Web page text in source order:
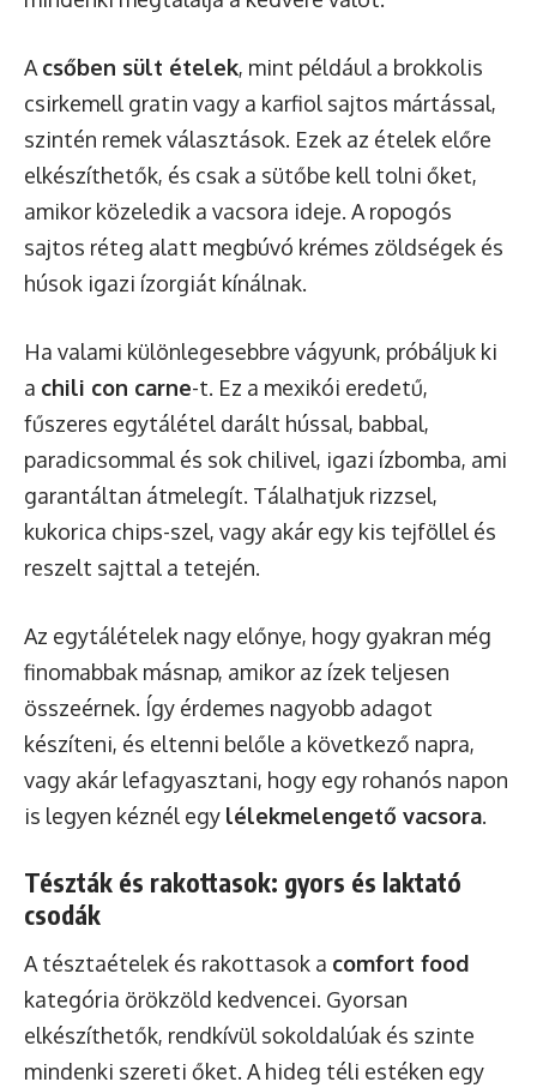
A csőben sült ételek, mint például a brokkolis
csirkemell gratin vagy a karfiol sajtos mártással,
szintén remek választások. Ezek az ételek előre
elkészíthetők, és csak a sütőbe kell tolni őket,
amikor közeledik a vacsora ideje. A ropogós
sajtos réteg alatt megbúvó krémes zöldségek és
húsok igazi ízorgiát kínálnak.
Ha valami különlegesebbre vágyunk, próbáljuk ki
a chili con carne-t. Ez a mexikói eredetű,
fűszeres egytálétel darált hússal, babbal,
paradicsommal és sok chilivel, igazi ízbomba, ami
garantáltan átmelegít. Tálalhatjuk rizzsel,
kukorica chips-szel, vagy akár egy kis tejföllel és
reszelt sajttal a tetején.
Az egytálételek nagy előnye, hogy gyakran még
finomabbak másnap, amikor az ízek teljesen
összeérnek. Így érdemes nagyobb adagot
készíteni, és eltenni belőle a következő napra,
vagy akár lefagyasztani, hogy egy rohanós napon
is legyen kéznél egy lélekmelengető vacsora.
Tészták és rakottasok: gyors és laktató
csodák
A tésztaételek és rakottasok a comfort food
kategória örökzöld kedvencei. Gyorsan
elkészíthetők, rendkívül sokoldalúak és szinte
mindenki szereti őket. A hideg téli estéken egy